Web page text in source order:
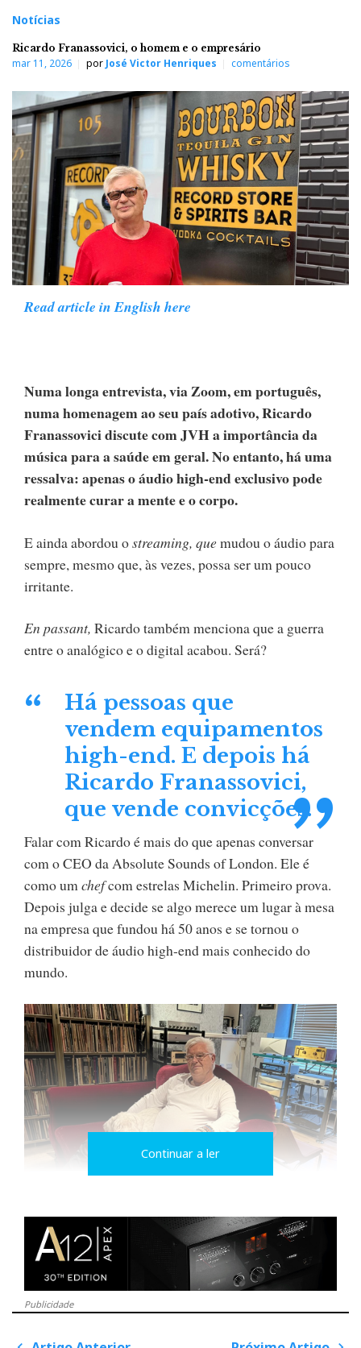
Notícias
Ricardo Franassovici, o homem e o empresário
mar 11, 2026 por José Victor Henriques comentários
Read article in English here
Numa longa entrevista, via Zoom, em português,
numa homenagem ao seu país adotivo, Ricardo
Franassovici discute com JVH a importância da
música para a saúde em geral. No entanto, há uma
ressalva: apenas o áudio high-end exclusivo pode
realmente curar a mente e o corpo.
E ainda abordou ostreaming, quemudou o áudio para
sempre, mesmo que, às vezes, possa ser um pouco
irritante.
En passant, Ricardo também menciona que a guerra
entre o analógico e o digital acabou. Será?
Há pessoas que
vendem equipamentos
high-end. E depois há
Ricardo Franassovici,
que vende convicções.
Falar com Ricardo é mais do que apenas conversar
com o CEO da Absolute Sounds of London. Ele é
como umchefcom estrelas Michelin. Primeiro prova.
Depois julga e decide se algo merece um lugar à mesa
na empresa que fundou há 50 anos e se tornou o
distribuidor de áudio high-end mais conhecido do
mundo.
Ricardo não segue
tendências. Segue a
verdade da música (ao
vivo).
A sua experiência na indústria musical — antes de o
Continuar a ler
Publicidade